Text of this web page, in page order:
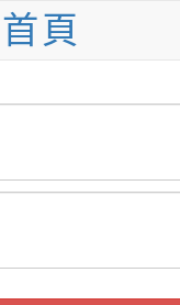
及新住
115學
金融知
政風處
能透明
年度全
」及修
年度
頁